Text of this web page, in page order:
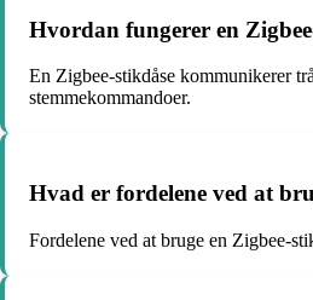
Hvordan fungerer en
En Zigbee-stikdåse kommunikerer
stemmekommandoer.
Hvad er fordelene ved at
Fordelene ved at bruge en Zigbee-